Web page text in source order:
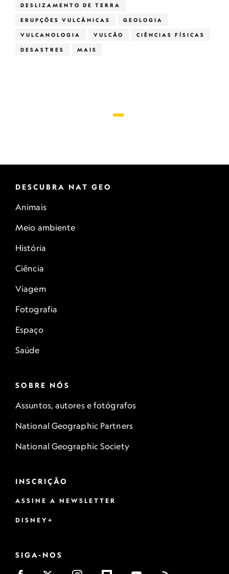
DESLIZAMENTO DE TERRA
ERUPÇÕES VULCÂNICAS GEOLOGIA
VULCANOLOGIA VULCÃO CIÊNCIAS FÍSICAS
DESASTRES MAIS
DESCUBRA NAT GEO
Animais
Meio ambiente
História
Ciência
Viagem
Fotografia
Espaço
Saúde
SOBRE NÓS
Assuntos, autores e fotógrafos
National Geographic Partners
National Geographic Society
INSCRIÇÃO
ASSINE A NEWSLETTER
DISNEY+
SIGA-NOS